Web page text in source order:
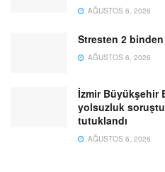
AĞUSTOS 6, 2026
Stresten 2
AĞUSTOS 6, 2026
İzmir Büyükşehir
yolsuzluk
tutuklandı
AĞUSTOS 6, 2026